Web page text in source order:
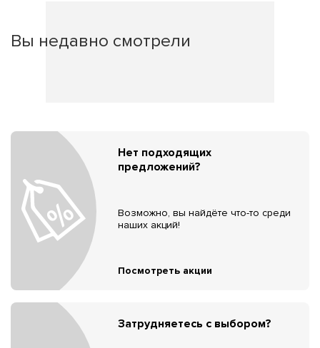
Вы недавно смотрели
Нет подходящих
предложений?
Возможно, вы найдёте что-то среди
наших акций!
Посмотреть акции
Затрудняетесь с выбором?